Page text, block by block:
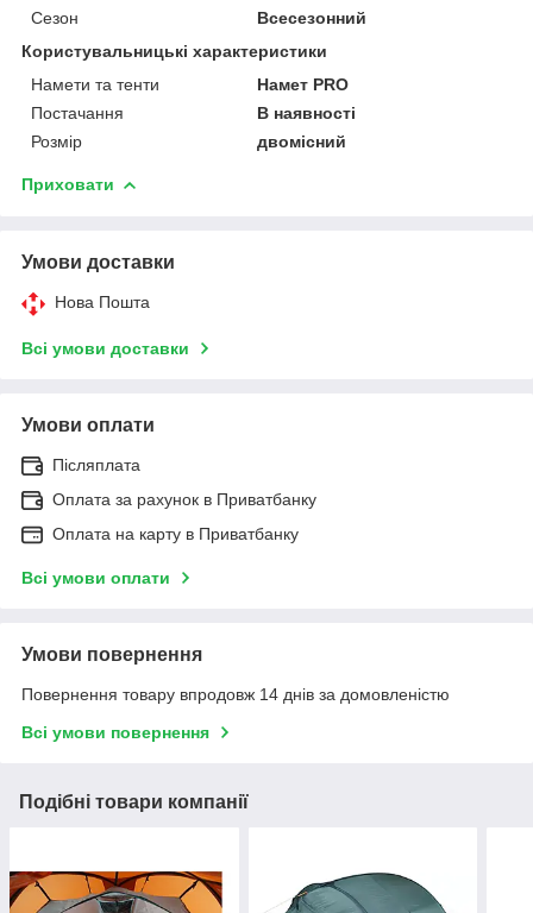
Сезон
Всесезонний
Користувальницькі характеристики
Намети та тенти
Намет PRO
Постачання
В наявності
Розмір
двомісний
Приховати
Умови доставки
Нова Пошта
Всі умови доставки
Умови оплати
Післяплата
Оплата за рахунок в Приватбанку
Оплата на карту в Приватбанку
Всі умови оплати
Умови повернення
Повернення товару впродовж 14 днів за домовленістю
Всі умови повернення
Подібні товари компанії